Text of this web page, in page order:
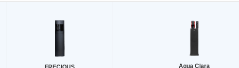
Aqua Clara